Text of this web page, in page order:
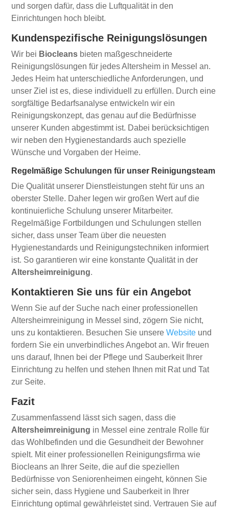
und sorgen dafür, dass die Luftqualität in den
Einrichtungen hoch bleibt.
Kundenspezifische Reinigungslösungen
Wir bei Biocleans bieten maßgeschneiderte
Reinigungslösungen für jedes Altersheim in Messel an.
Jedes Heim hat unterschiedliche Anforderungen, und
unser Ziel ist es, diese individuell zu erfüllen. Durch eine
sorgfältige Bedarfsanalyse entwickeln wir ein
Reinigungskonzept, das genau auf die Bedürfnisse
unserer Kunden abgestimmt ist. Dabei berücksichtigen
wir neben den Hygienestandards auch spezielle
Wünsche und Vorgaben der Heime.
Regelmäßige Schulungen für unser Reinigungsteam
Die Qualität unserer Dienstleistungen steht für uns an
oberster Stelle. Daher legen wir großen Wert auf die
kontinuierliche Schulung unserer Mitarbeiter.
Regelmäßige Fortbildungen und Schulungen stellen
sicher, dass unser Team über die neuesten
Hygienestandards und Reinigungstechniken informiert
ist. So garantieren wir eine konstante Qualität in der
Altersheimreinigung.
Kontaktieren Sie uns für ein Angebot
Wenn Sie auf der Suche nach einer professionellen
Altersheimreinigung in Messel sind, zögern Sie nicht,
uns zu kontaktieren. Besuchen Sie unsereWebsite und
fordern Sie ein unverbindliches Angebot an. Wir freuen
uns darauf, Ihnen bei der Pflege und Sauberkeit Ihrer
Einrichtung zu helfen und stehen Ihnen mit Rat und Tat
zur Seite.
Fazit
Zusammenfassend lässt sich sagen, dass die
Altersheimreinigung in Messel eine zentrale Rolle für
das Wohlbefinden und die Gesundheit der Bewohner
spielt. Mit einer professionellen Reinigungsfirma wie
Biocleans an Ihrer Seite, die auf die speziellen
Bedürfnisse von Seniorenheimen eingeht, können Sie
sicher sein, dass Hygiene und Sauberkeit in Ihrer
Einrichtung optimal gewährleistet sind. Vertrauen Sie auf